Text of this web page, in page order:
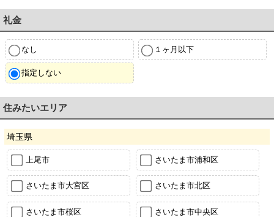
礼金
なし １ヶ月以下
指定しない
住みたいエリア
埼玉県
上尾市 さいたま市浦和区
さいたま市大宮区 さいたま市北区
さいたま市桜区 さいたま市中央区